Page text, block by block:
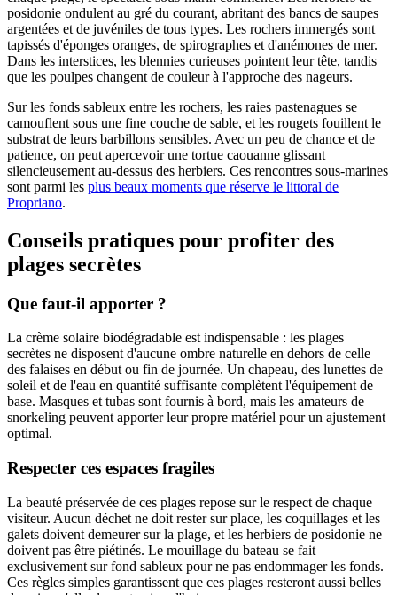
posidonie ondulent au gré du courant, abritant des bancs de saupes
argentées et de juvéniles de tous types. Les rochers immergés sont
tapissés d'éponges oranges, de spirographes et d'anémones de mer.
Dans les interstices, les blennies curieuses pointent leur tête, tandis
que les poulpes changent de couleur à l'approche des nageurs.
Sur les fonds sableux entre les rochers, les raies pastenagues se
camouflent sous une fine couche de sable, et les rougets fouillent le
substrat de leurs barbillons sensibles. Avec un peu de chance et de
patience, on peut apercevoir une tortue caouanne glissant
silencieusement au-dessus des herbiers. Ces rencontres sous-marines
sont parmi les plus beaux moments que réserve le littoral de
Propriano.
Conseils pratiques pour profiter des
plages secrètes
Que faut-il apporter ?
La crème solaire biodégradable est indispensable : les plages
secrètes ne disposent d'aucune ombre naturelle en dehors de celle
des falaises en début ou fin de journée. Un chapeau, des lunettes de
soleil et de l'eau en quantité suffisante complètent l'équipement de
base. Masques et tubas sont fournis à bord, mais les amateurs de
snorkeling peuvent apporter leur propre matériel pour un ajustement
optimal.
Respecter ces espaces fragiles
La beauté préservée de ces plages repose sur le respect de chaque
visiteur. Aucun déchet ne doit rester sur place, les coquillages et les
galets doivent demeurer sur la plage, et les herbiers de posidonie ne
doivent pas être piétinés. Le mouillage du bateau se fait
exclusivement sur fond sableux pour ne pas endommager les fonds.
Ces règles simples garantissent que ces plages resteront aussi belles